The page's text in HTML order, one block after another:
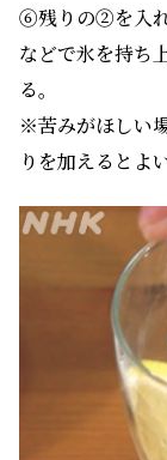
⑥残りの②を入
などで氷を持ち
る。
※苦みがほしい
りを加えるとよい